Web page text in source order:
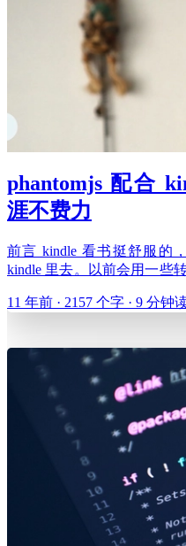
phantomjs 配合
涯不费力
前言 kindle 看书挺舒服的
kindle 里去。以前会用一些
=== read it never。 后来固定
11 年前 · 2157 个字 · 9 分钟